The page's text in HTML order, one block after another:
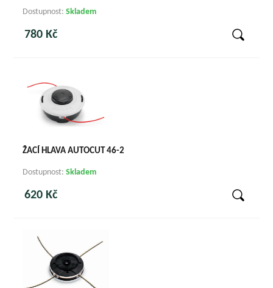
Dostupnost:Skladem
780 Kč
ŽACÍ HLAVA AUTOCUT 46-2
Dostupnost:Skladem
620 Kč